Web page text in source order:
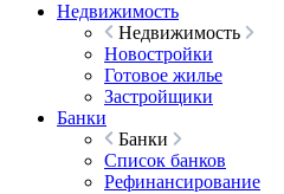
Недвижимость
Недвижимость
Новостройки
Готовое жилье
Застройщики
Банки
Банки
Список банков
Рефинансирование